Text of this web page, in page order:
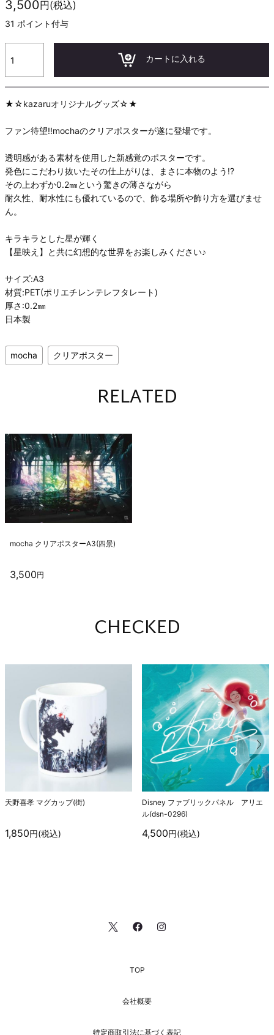
3,500円(税込)
31 ポイント付与
カートに入れる
★☆kazaruオリジナルグッズ☆★
ファン待望!!mochaのクリアポスターが遂に登場です。
透明感がある素材を使用した新感覚のポスターです。
発色にこだわり抜いたその仕上がりは、まさに本物のよう!?
その上わずか0.2㎜という驚きの薄さながら
耐久性、耐水性にも優れているので、飾る場所や飾り方を選びませ
ん。
キラキラとした星が輝く
【星映え】と共に幻想的な世界をお楽しみください♪
サイズ:A3
材質:PET(ポリエチレンテレフタレート)
厚さ:0.2㎜
日本製
mocha クリアポスター
RELATED
mocha ク リ アポスタ ーA3(四景)
3,500円
CHECKED
天野喜孝 マグカップ(街)
1,850円(税込)
Disney ファブリックパネル アリエ
ル(dsn-0296)
4,500円(税込)
TOP
会社概要
特定商取引法に基づく表記